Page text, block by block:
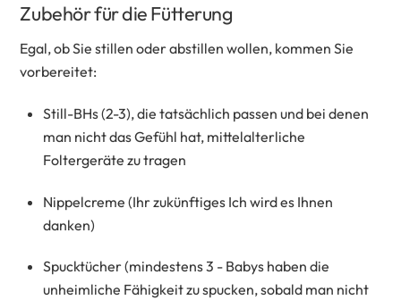
Zubehör für die Fütterung
Egal, ob Sie stillen oder abstillen wollen, kommen Sie
vorbereitet:
Still-BHs (2-3), die tatsächlich passen und bei denen
man nicht das Gefühl hat, mittelalterliche
Foltergeräte zu tragen
Nippelcreme (Ihr zukünftiges Ich wird es Ihnen
danken)
Spucktücher (mindestens 3 - Babys haben die
unheimliche Fähigkeit zu spucken, sobald man nicht